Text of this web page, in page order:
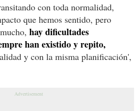
con toda normalidad,
que hemos sentido, pero
hay dificultades
han existido y repito,
y con la misma planificación',